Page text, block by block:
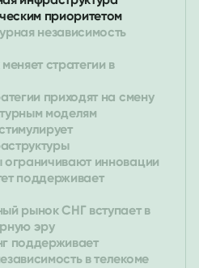
приоритетом
независимость
стратегии в
приходят на смену
моделям
инновации
поддерживает
рынок СНГ вступает в
эру
поддерживает
в телекоме